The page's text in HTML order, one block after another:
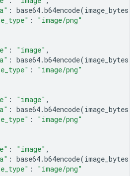
: base64.b64encode(image_bytes
:
"image/png"
: "image" ,
: base64.b64encode(image_bytes
:
"image/png"
: "image" ,
: base64.b64encode(image_bytes
:
"image/png"
: "image" ,
: base64.b64encode(image_bytes
:
"image/png"